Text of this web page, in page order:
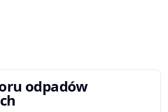
odpadów